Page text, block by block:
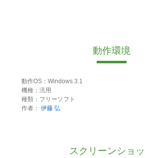
動作環境
動作OS：Windows 3.1
機種：汎用
種類：フリーソフト
作者： 伊藤 弘
スクリーンショ